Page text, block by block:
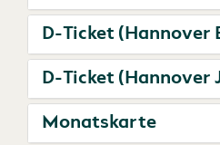
D-Ticket (Hannover
D-Ticket (Hannover
Monatskarte